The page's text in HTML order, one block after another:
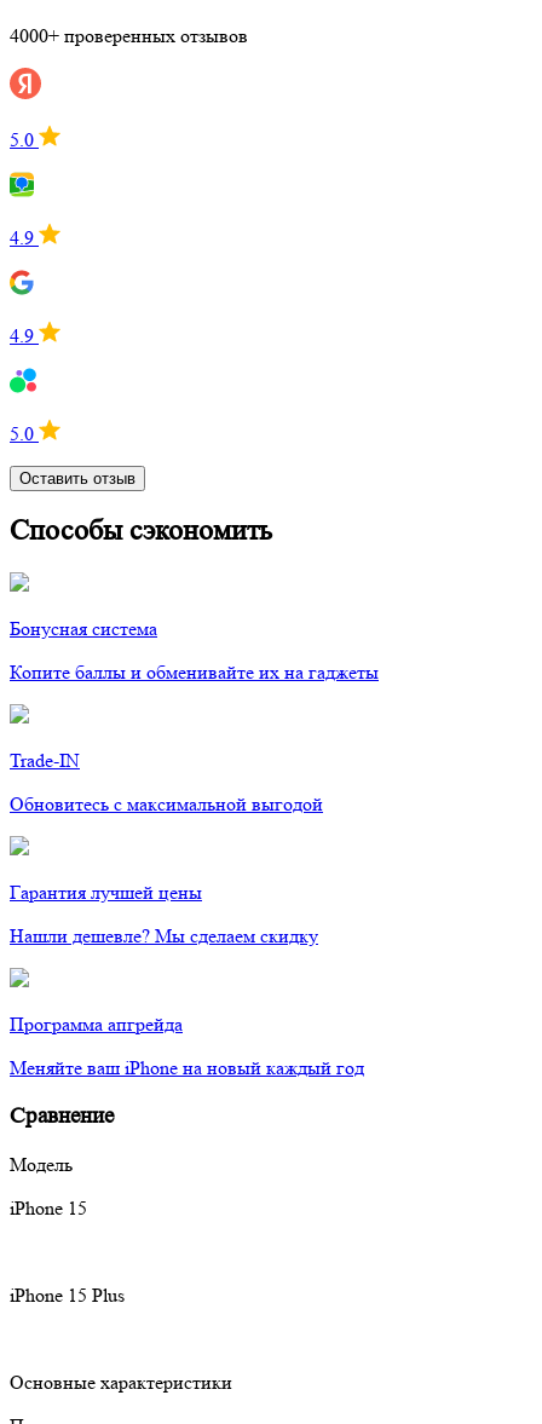
4000+ проверенных отзывов
5.0
4.9
4.9
5.0
Оставить отзыв
Способы сэкономить
Бонусная система
Копите баллы и обменивайте их на гаджеты
Trade-IN
Обновитесь с максимальной выгодой
Гарантия лучшей цены
Нашли дешевле? Мы сделаем скидку
Программа апгрейда
Меняйте ваш iPhone на новый каждый год
Сравнение
Модель
iPhone 15
iPhone 15 Plus
Основные характеристики